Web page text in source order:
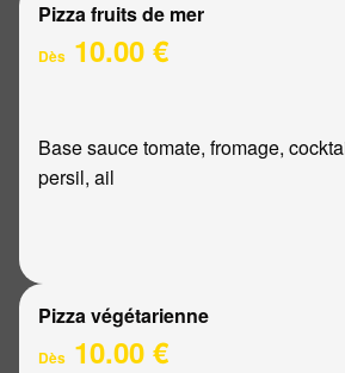
Pizza fruits de mer
Dès 10.00 €
Base sauce tomate, fromage,
persil, ail
Pizza végétarienne
Dès 10.00 €